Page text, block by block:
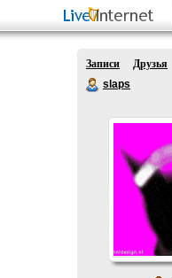
Записи Друзья
slaps